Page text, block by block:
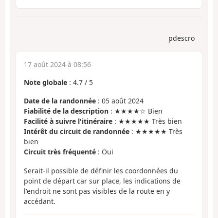
pdescro
17 août 2024 à 08:56
Note globale : 4.7 / 5
Date de la randonnée : 05 août 2024
Fiabilité de la description : ★★★★☆ Bien
Facilité à suivre l'itinéraire : ★★★★★ Très bien
Intérêt du circuit de randonnée : ★★★★★ Très
bien
Circuit très fréquenté : Oui
Serait-il possible de définir les coordonnées du
point de départ car sur place, les indications de
l'endroit ne sont pas visibles de la route en y
accédant.